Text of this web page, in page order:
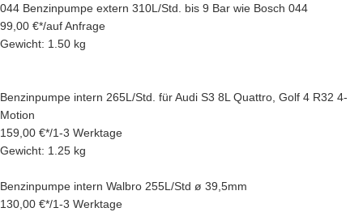
044 Benzinpumpe extern 310L/Std. bis 9 Bar wie Bosch 044
99,00 €*/auf Anfrage
Gewicht: 1.50 kg
Benzinpumpe intern 265L/Std. für Audi S3 8L Quattro, Golf 4 R32 4-
Motion
159,00 €*/1-3 Werktage
Gewicht: 1.25 kg
Benzinpumpe intern Walbro 255L/Std ø 39,5mm
130,00 €*/1-3 Werktage